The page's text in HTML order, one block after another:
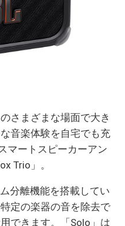
さまざまな場面で大き
音楽体験を自宅でも充
マートスピーカーアン
Trio」。
分離機能を搭載してい
定の楽器の音を除去で
できます。「Solo」は